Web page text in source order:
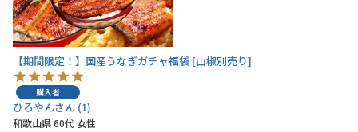
【期間限定！】国産うなぎガチャ福袋 [山椒別売り]
購入者
ひろやん 1
和歌山県60代 女性